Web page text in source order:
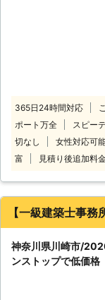
365日24時間対応
ポート万全
スピー
切なし
女性対応可
富
見積り後追加料
【一級建築士事
神奈川県川崎市/
ンストップで低価格